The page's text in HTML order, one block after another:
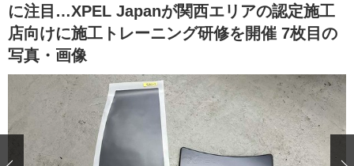
中国 四国
九州 沖縄
注目の記事
ショップレポート 愛車 File
ディテイリング
に注目…XPEL Japanが関西エリアの認定施工
店向けに施工トレーニング研修を開催 7枚目の
写真・画像